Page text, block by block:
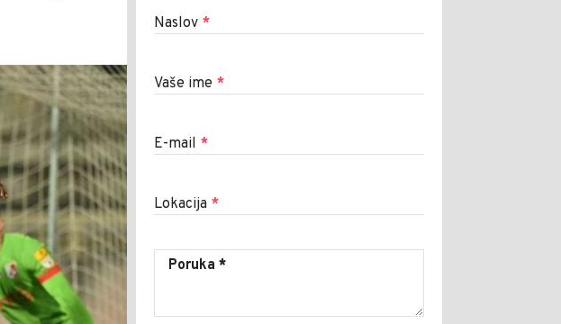
Naslov *
Vaše ime *
E-mail *
Lokacija *